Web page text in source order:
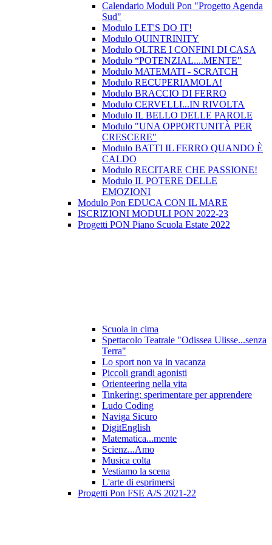
Calendario Moduli Pon "Progetto Agenda
Sud"
Modulo LET'S DO IT!
Modulo QUINTRINITY
Modulo OLTRE I CONFINI DI CASA
Modulo “POTENZIAL....MENTE"
Modulo MATEMATI - SCRATCH
Modulo RECUPERIAMOLA!
Modulo BRACCIO DI FERRO
Modulo CERVELLI...IN RIVOLTA
Modulo IL BELLO DELLE PAROLE
Modulo "UNA OPPORTUNITÀ PER
CRESCERE"
Modulo BATTI IL FERRO QUANDO È
CALDO
Modulo RECITARE CHE PASSIONE!
Modulo IL POTERE DELLE
EMOZIONI
Modulo Pon EDUCA CON IL MARE
ISCRIZIONI MODULI PON 2022-23
Progetti PON Piano Scuola Estate 2022
Scuola in cima
Spettacolo Teatrale "Odissea Ulisse...senza
Terra"
Lo sport non va in vacanza
Piccoli grandi agonisti
Orienteering nella vita
Tinkering: sperimentare per apprendere
Ludo Coding
Naviga Sicuro
DigitEnglish
Matematica...mente
Scienz...Amo
Musica colta
Vestiamo la scena
L'arte di esprimersi
Progetti Pon FSE A/S 2021-22